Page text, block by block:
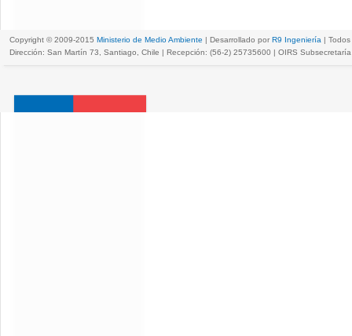
Copyright © 2009-2015 Ministerio de Medio Ambiente | Desarrollado por R9 Ingeniería |
Dirección: San Martín 73, Santiago, Chile | Recepción: (56-2) 25735600 | OIRS